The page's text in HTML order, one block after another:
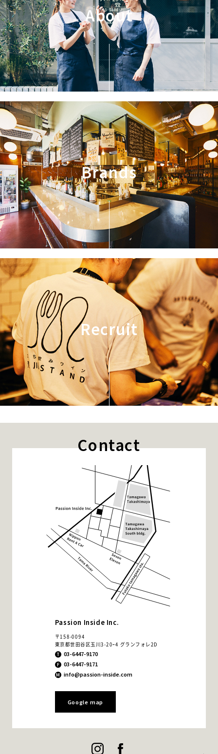
Brands
Recruit
About
Brands
Recruit
Contact
Passion Inside Inc.
〒158-0094
東京都世田谷区玉川3-20ｰ4 グランフォレ2D
03-6447-9170
03-6447-9171
info@passion-inside.com
Google map